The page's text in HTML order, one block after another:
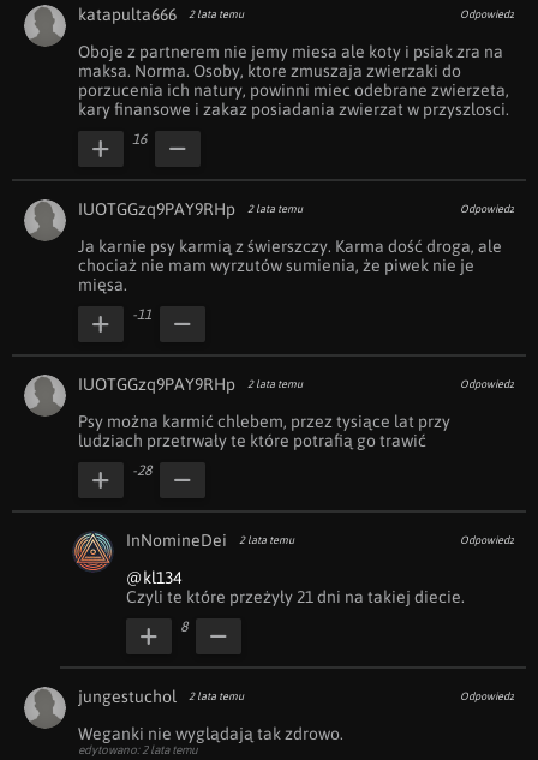
katapulta666 2 lata temu Odpowiedz
Oboje z partnerem nie jemy miesa ale koty i psiak zra na
maksa. Norma. Osoby, ktore zmuszaja zwierzaki do
porzucenia ich natury, powinni miec odebrane zwierzeta,
kary finansowe i zakaz posiadania zwierzat w przyszlosci.
16
IUOTGGzq9PAY9RHp 2 lata temu Odpowiedz
Ja karnie psy karmią z świerszczy. Karma dość droga, ale
chociaż nie mam wyrzutów sumienia, że piwek nie je
mięsa.
-11
IUOTGGzq9PAY9RHp 2 lata temu Odpowiedz
Psy można karmić chlebem, przez tysiące lat przy
ludziach przetrwały te które potrafią go trawić
-28
InNomineDei 2 lata temu Odpowiedz
@kl134
Czyli te które przeżyły 21 dni na takiej diecie.
8
jungestuchol 2 lata temu Odpowiedz
Weganki nie wyglądają tak zdrowo.
edytowano: 2 lata temu